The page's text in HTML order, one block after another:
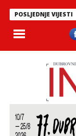
POSLJEDNJE VIJESTI